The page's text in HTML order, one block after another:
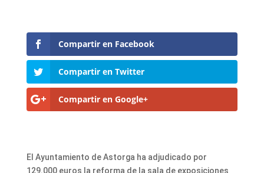
Compartir en Facebook
Compartir en Twitter
Compartir en Google+
El Ayuntamiento de Astorga ha adjudicado por
129.000 euros la reforma de la sala de exposiciones